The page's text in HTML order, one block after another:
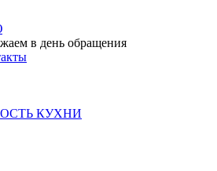
в день обращения
КУХНИ